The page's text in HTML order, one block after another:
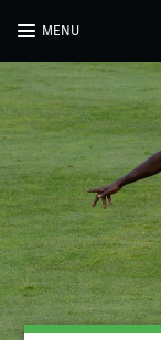
MENU